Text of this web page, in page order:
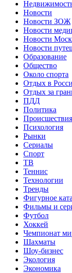
Новости
Новости ЗОЖ
Новости
Новости
Новости
Образование
Общество
Около спорта
Отдых в
Отдых за
ПДД
Политика
Происшествия
Психология
Рынки
Сериалы
Спорт
ТВ
Теннис
Технологии
Тренды
Фигурное
Фильмы и
Футбол
Хоккей
Чемпионат
Шахматы
Шоу-бизнес
Экология
Экономика